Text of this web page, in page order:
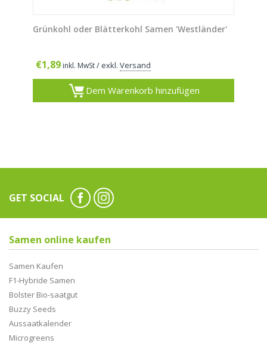
Grünkohl oder Blätterkohl Samen 'Westländer'
€1,89 inkl. MwSt/ exkl. Versand
Dem Warenkorb hinzufügen
GET SOCIAL
Samen online kaufen
Samen Kaufen
F1-Hybride Samen
Bolster Bio-saatgut
Buzzy Seeds
Aussaatkalender
Microgreens